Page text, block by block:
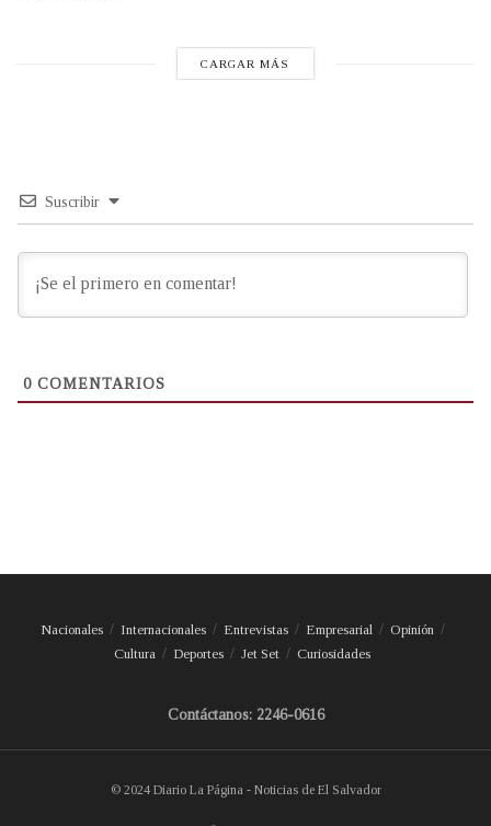
CARGAR MÁS
Suscribir
0 COMENTARIOS
Nacionales Internacionales Entrevistas Empresarial
Opinión
Cultura
Deportes Jet Set Curiosidades
Contáctanos: 2246-0616
© 2024 Diario La Página - Noticias de El Salvador